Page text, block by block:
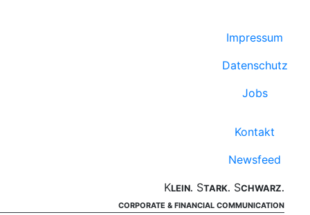
Impressum
Datenschutz
Jobs
Kontakt
Newsfeed
KLEIN. STARK. SCHWARZ.
CORPORATE & FINANCIAL COMMUNICATION